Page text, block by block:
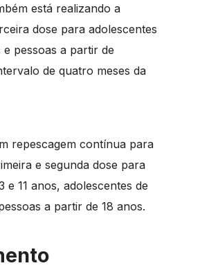
está realizando a
dose para adolescentes
e pessoas a partir de
de quatro meses da
repescagem contínua para
e segunda dose para
e 11 anos, adolescentes de
a partir de 18 anos.